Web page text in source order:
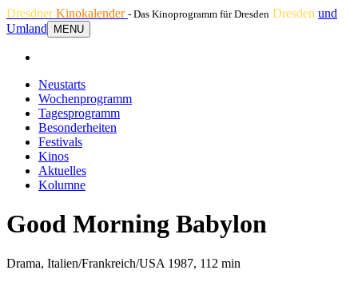
DresdnerKinokalender - Das Kinoprogramm für Dresden Dresden und
Umland
MENU
Neustarts
Wochenprogramm
Tagesprogramm
Besonderheiten
Festivals
Kinos
Aktuelles
Kolumne
Good Morning Babylon
Drama, Italien/Frankreich/USA 1987, 112 min